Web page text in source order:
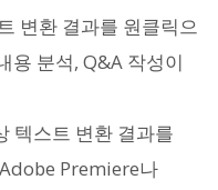
변환 결과를 원클릭으
용 분석, Q&A 작성이
텍스트 변환 결과를
Premiere나